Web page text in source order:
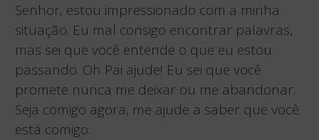
Senhor, estou impressionado com a minha
situação. Eu mal consigo encontrar palavras,
mas sei que você entende o que eu estou
passando. Oh Pai ajude! Eu sei que você
promete nunca me deixar ou me abandonar.
Seja comigo agora, me ajude a saber que você
está comigo.